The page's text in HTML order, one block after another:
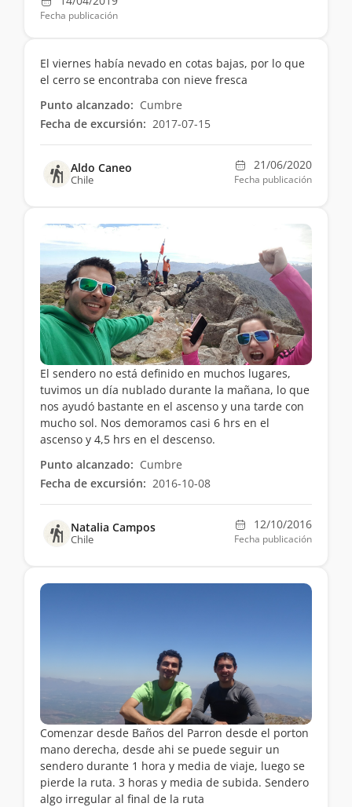
Fecha publicación
El viernes había nevado en cotas bajas, por lo que
el cerro se encontraba con nieve fresca
Punto alcanzado: Cumbre
Fecha de excursión: 2017-07-15
Aldo Caneo
Chile
21/06/2020
Fecha publicación
El sendero no está definido en muchos lugares,
tuvimos un día nublado durante la mañana, lo que
nos ayudó bastante en el ascenso y una tarde con
mucho sol. Nos demoramos casi 6 hrs en el
ascenso y 4,5 hrs en el descenso.
Punto alcanzado: Cumbre
Fecha de excursión: 2016-10-08
Natalia Campos
Chile
12/10/2016
Fecha publicación
Comenzar desde Baños del Parron desde el porton
mano derecha, desde ahi se puede seguir un
sendero durante 1 hora y media de viaje, luego se
pierde la ruta. 3 horas y media de subida. Sendero
algo irregular al final de la ruta